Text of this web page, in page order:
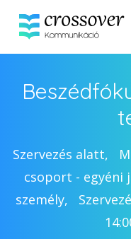
Szervezés alatt,
csoport - egyéni
személy,